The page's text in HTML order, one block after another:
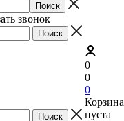
звонок
0
0
0
Корзина
пуста